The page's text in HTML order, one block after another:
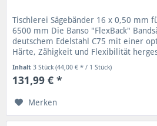
Tischlerei Sägebänder 16 x 0,50 mm
6500 mm Die Banso "FlexBack"
deutschem Edelstahl C75 mit einer
Härte, Zähigkeit und Flexibilität
Inhalt3 Stück(44,00 € * / 1 Stück)
131,99 € *
Merken